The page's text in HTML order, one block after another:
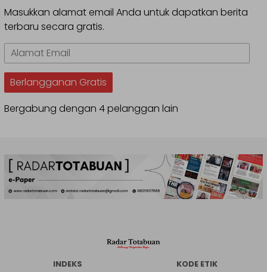
Masukkan alamat email Anda untuk dapatkan berita
terbaru secara gratis.
Alamat
Email
Berlangganan Gratis
Bergabung dengan 4 pelanggan lain
INDEKS KODE ETIK